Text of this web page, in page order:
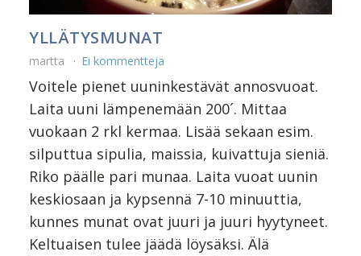
YLLÄTYSMUNAT
martta Ei kommentteja
Voitele pienet uuninkestävät annosvuoat.
Laita uuni lämpenemään 200´. Mittaa
vuokaan 2 rkl kermaa. Lisää sekaan esim.
silputtua sipulia, maissia, kuivattuja sieniä.
Riko päälle pari munaa. Laita vuoat uunin
keskiosaan ja kypsennä 7-10 minuuttia,
kunnes munat ovat juuri ja juuri hyytyneet.
Keltuaisen tulee jäädä löysäksi. Älä